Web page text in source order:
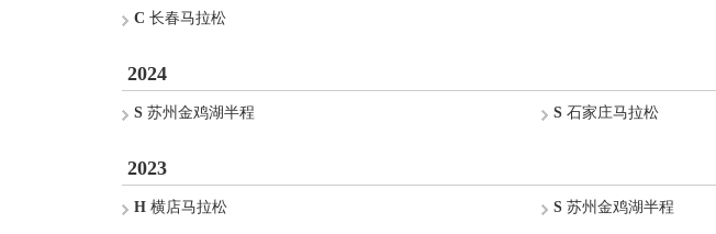
C 长春马拉松
2024
S 苏州金鸡湖半程 S石家庄马拉松
2023
H 横店马拉松 S苏州金鸡湖半程